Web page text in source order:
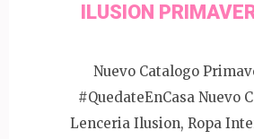
ILUSION
Nuevo Catalogo
#QuedateEnCasa Nuevo
Lenceria Ilusion, Ropa